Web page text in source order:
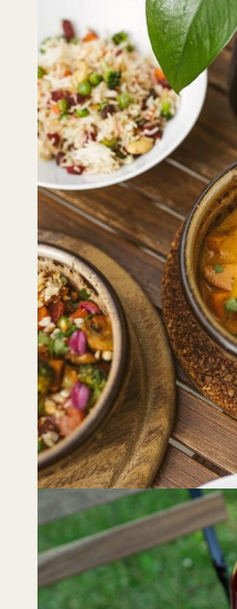
Holy
Daugiau nei
Moksha
Vasario 16-osios